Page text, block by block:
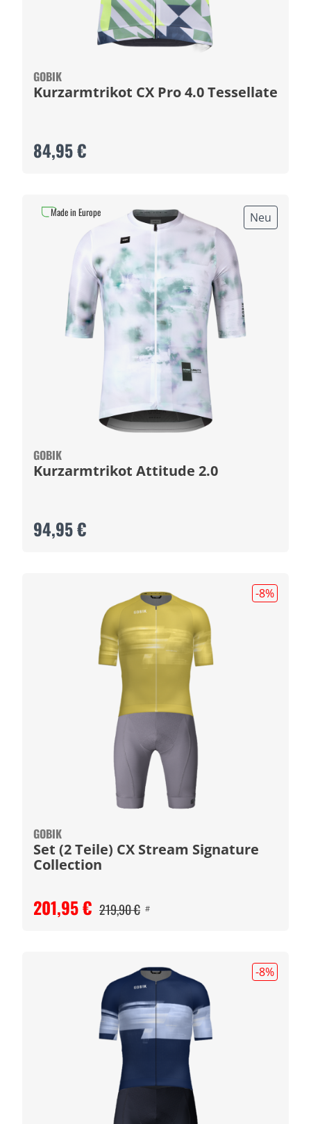
GOBIK
Kurzarmtrikot CX Pro 4.0 Tessellate
84,95 €
Neu
GOBIK
Kurzarmtrikot Attitude 2.0
94,95 €
Made in Europe
-8%
GOBIK
Set (2 Teile) CX Stream Signature
Collection
201,95 € 219,90 € #
-8%